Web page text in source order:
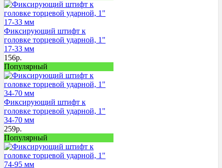
Фиксирующий штифт к
головке торцевой ударной, 1"
17-33 мм
156р.
Популярный
Фиксирующий штифт к
головке торцевой ударной, 1"
34-70 мм
259р.
Популярный